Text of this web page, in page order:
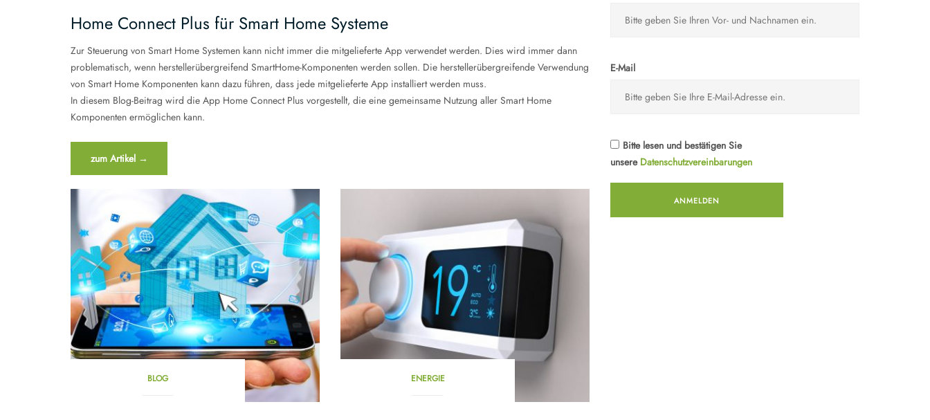
Home Connect Plus für Smart Home Systeme
Zur Steuerung von Smart Home Systemen kann nicht immer die mitgelieferte App verwendet werden. Dies wird immer dann
problematisch, wenn herstellerübergreifend SmartHome-Komponenten werden sollen. Die herstellerübergreifende Verwendung
von Smart Home Komponenten kann dazu führen, dass jede mitgelieferte App installiert werden muss.
In diesem Blog-Beitrag wird die App Home Connect Plus vorgestellt, die eine gemeinsame Nutzung aller Smart Home
Komponenten ermöglichen kann.
“Home
Connect
Smart
Home
Systeme”
zum Artikel →
BLOG ENERGIE
E-Mail
Bitte lesen und bestätigen Sie
unsere Datenschutzvereinbarungen